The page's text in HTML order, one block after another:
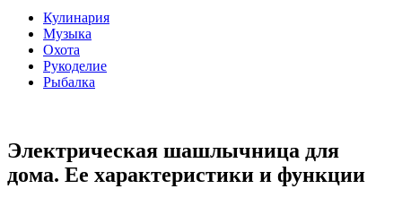
Кулинария
Музыка
Охота
Рукоделие
Рыбалка
Электрическая шашлычница для
дома. Ее характеристики и функции